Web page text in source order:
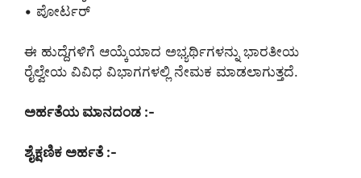
• ಪೋರ್ಟರ್
ಈ ಹುದ್ದೆಗಳಿಗೆ ಆಯ್ಕೆಯಾದ ಅಭ್ಯರ್ಥಿಗಳನ್ನು ಭಾರತೀಯ
ರೈಲ್ವೇಯ ವಿವಿಧ ವಿಭಾಗಗಳಲ್ಲಿ ನೇಮಕ ಮಾಡಲಾಗುತ್ತದೆ.
ಅರ್ಹತೆಯ ಮಾನದಂಡ :-
ಶೈಕ್ಷಣಿಕ ಅರ್ಹತೆ :-